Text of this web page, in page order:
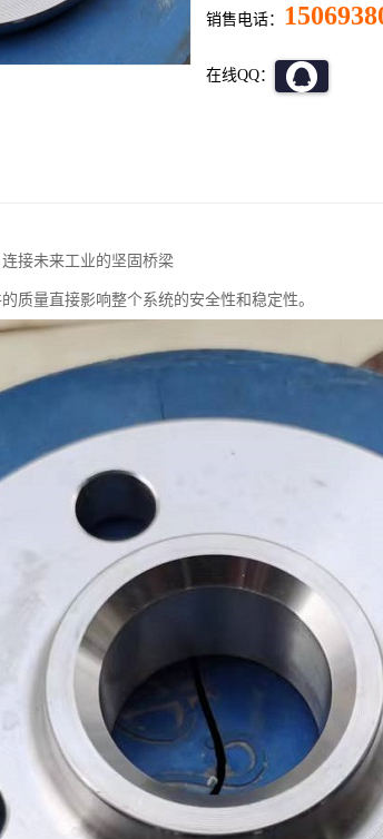
销售电话：
在线QQ：
接未来工业的坚固桥梁
质量直接影响整个系统的安全性和稳定性。